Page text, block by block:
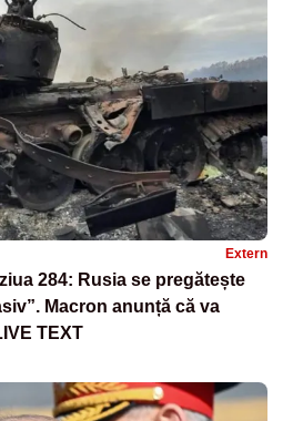
Extern
284: Rusia se pregătește
Macron anunță că va
TEXT